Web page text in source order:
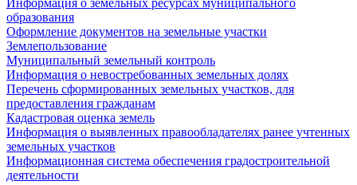
Информация о земельных ресурсах муниципального
образования
Оформление документов на земельные участки
Землепользование
Муниципальный земельный контроль
Информация о невостребованных земельных долях
Перечень сформированных земельных участков, для
предоставления гражданам
Кадастровая оценка земель
Информация о выявленных правообладателях ранее учтенных
земельных участков
Информационная система обеспечения градостроительной
деятельности